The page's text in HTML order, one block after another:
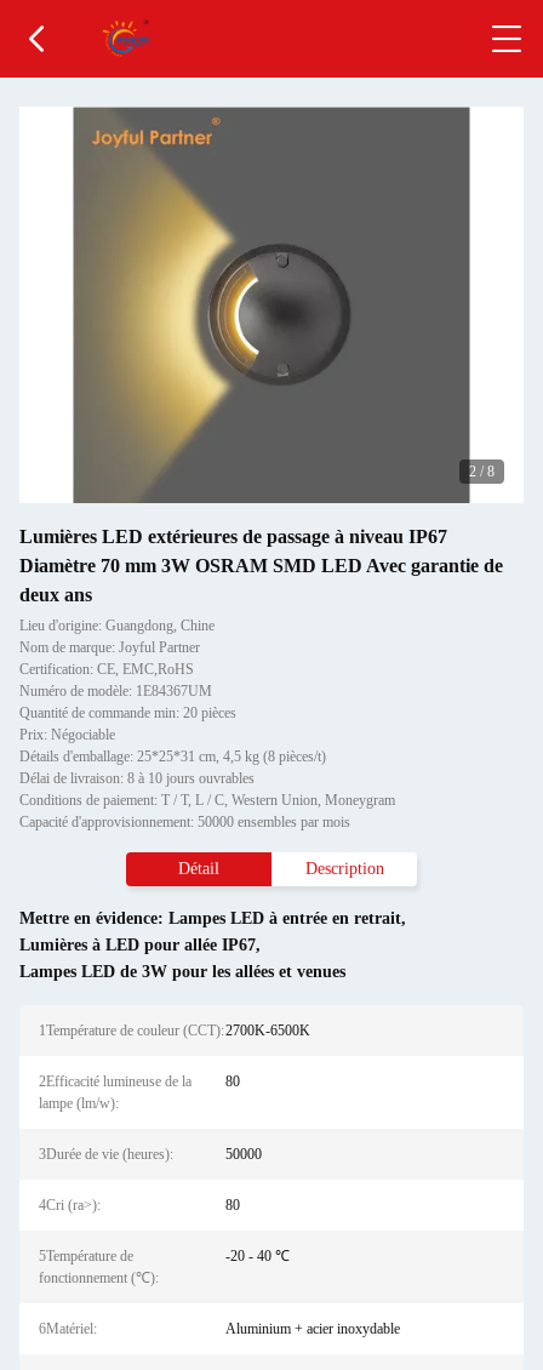
2 / 8
Lumières LED extérieures de passage à niveau IP67
Diamètre 70 mm 3W OSRAM SMD LED Avec garantie de
deux ans
Lieu d'origine: Guangdong, Chine
Nom de marque: Joyful Partner
Certification: CE, EMC,RoHS
Numéro de modèle: 1E84367UM
Quantité de commande min: 20 pièces
Prix: Négociable
Détails d'emballage: 25*25*31 cm, 4,5 kg (8 pièces/t)
Délai de livraison: 8 à 10 jours ouvrables
Conditions de paiement: T / T, L / C, Western Union, Moneygram
Capacité d'approvisionnement: 50000 ensembles par mois
Détail Description
Mettre en évidence: Lampes LED à entrée en retrait,
Lumières à LED pour allée IP67,
Lampes LED de 3W pour les allées et venues
1Température de couleur (CCT):2700K-6500K
2Efficacité lumineuse de la
lampe (lm/w):
80
3Durée de vie (heures): 50000
4Cri (ra>): 80
5Température de
fonctionnement (℃):
-20 - 40 ℃
6Matériel: Aluminium + acier inoxydable